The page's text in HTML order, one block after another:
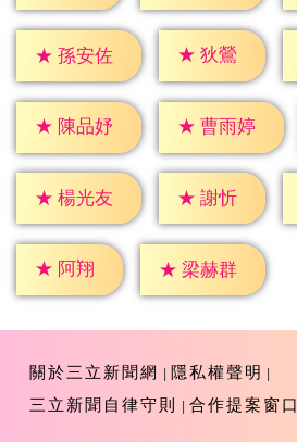
★ 孫安佐 ★ 狄鶯
★ 陳品妤 ★ 曹雨婷
★ 楊光友 ★ 謝忻
★ 阿翔 ★ 梁赫群
關於三立新聞網
隱私權聲明
三立新聞自律守則
合作提案窗口